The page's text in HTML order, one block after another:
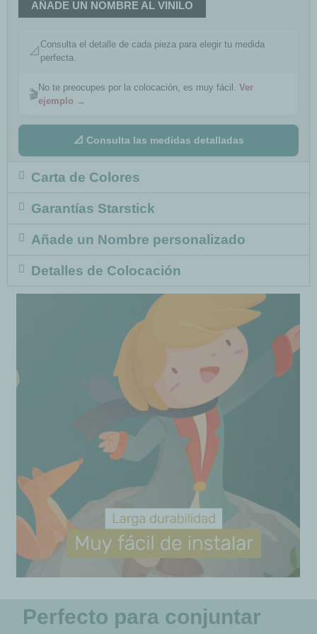
AÑADE UN NOMBRE AL VINILO
📐
Consulta el detalle de cada pieza para elegir tu medida
perfecta.
🎬
No te preocupes por la colocación, es muy fácil. Ver
ejemplo →
📐 Consulta las medidas detalladas
Carta de Colores
Garantías Starstick
Añade un Nombre personalizado
Detalles de Colocación
Perfecto para conjuntar